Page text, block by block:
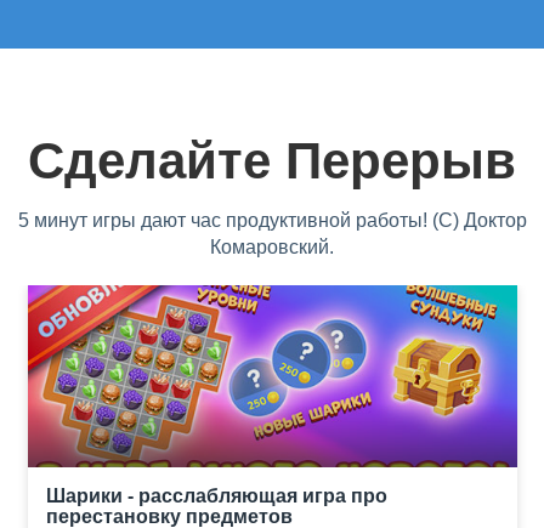
Сделайте Перерыв
5 минут игры дают час продуктивной работы! (С) Доктор
Комаровский.
Шарики - расслабляющая игра про
перестановку предметов